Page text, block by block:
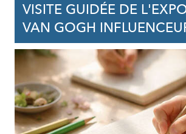
VISITE GUIDÉE DE
VAN GOGH